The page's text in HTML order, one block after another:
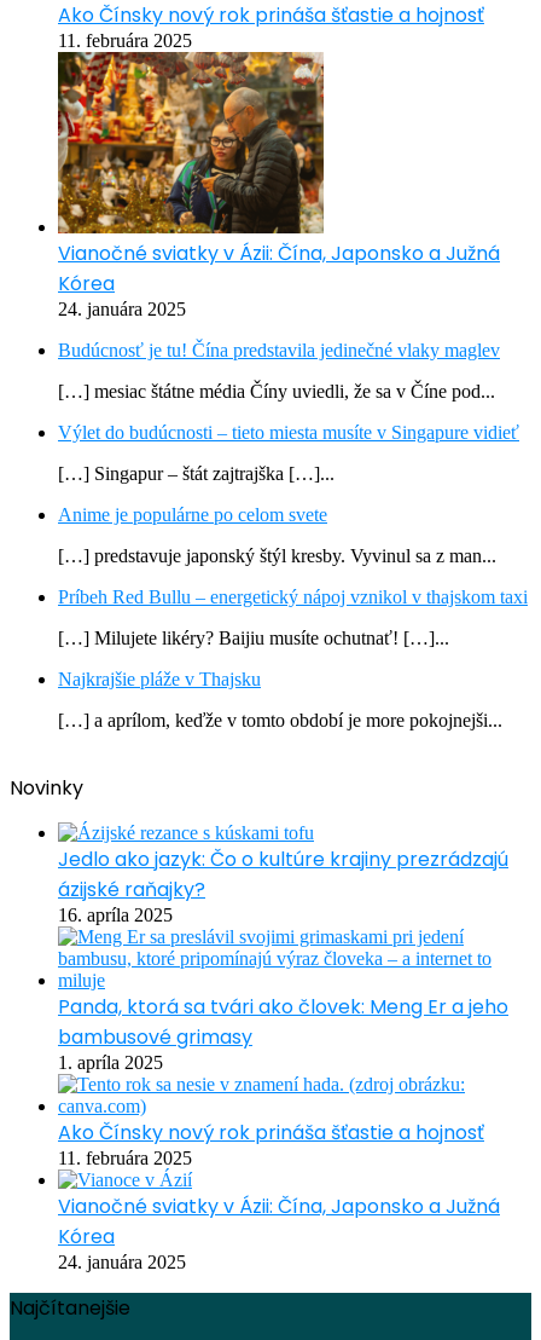
Ako Čínsky nový rok prináša šťastie a hojnosť
11. februára 2025
Vianočné sviatky v Ázii: Čína, Japonsko a Južná
Kórea
24. januára 2025
Budúcnosť je tu! Čína predstavila jedinečné vlaky maglev
[…] mesiac štátne média Číny uviedli, že sa v Číne pod...
Výlet do budúcnosti – tieto miesta musíte v Singapure vidieť
[…] Singapur – štát zajtrajška […]...
Anime je populárne po celom svete
[…] predstavuje japonský štýl kresby. Vyvinul sa z man...
Príbeh Red Bullu – energetický nápoj vznikol v thajskom taxi
[…] Milujete likéry? Baijiu musíte ochutnať! […]...
Najkrajšie pláže v Thajsku
[…] a aprílom, keďže v tomto období je more pokojnejši...
Novinky
Jedlo ako jazyk: Čo o kultúre krajiny prezrádzajú
ázijské raňajky?
16. apríla 2025
Panda, ktorá sa tvári ako človek: Meng Er a jeho
bambusové grimasy
1. apríla 2025
Ako Čínsky nový rok prináša šťastie a hojnosť
11. februára 2025
Vianočné sviatky v Ázii: Čína, Japonsko a Južná
Kórea
24. januára 2025
Najčítanejšie